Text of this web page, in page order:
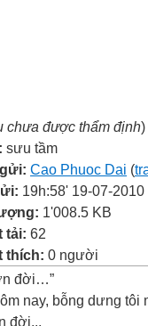
chưa được thẩm định)
sưu tầm
Cao Phuoc Dai (
19h:58' 19-07-2010
1'008.5 KB
tải: 62
thích: 0 người
đời…”
nay, bỗng dưng tôi
đời...